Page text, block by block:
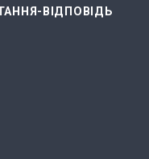
ВІДПОВІДЬ